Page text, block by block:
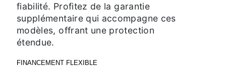
fiabilité. Profitez de la garantie
supplémentaire qui accompagne ces
modèles, offrant une protection
étendue.
FINANCEMENT FLEXIBLE